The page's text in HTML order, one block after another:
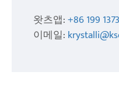
왓츠앱:+86 199
이메일: